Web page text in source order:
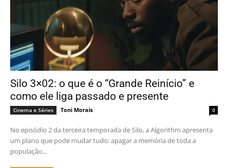
Silo 3×02: o que é o “Grande Reinício” e
como ele liga passado e presente
Cinema e Séries Toni Morais 0
No episódio 2 da terceira temporada de Silo, a Algorithm apresenta
um plano que pode mudar tudo: apagar a memória de toda a
população...